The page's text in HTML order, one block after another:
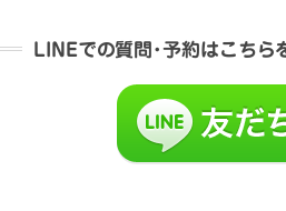
LINEでの質問･予約はこちら